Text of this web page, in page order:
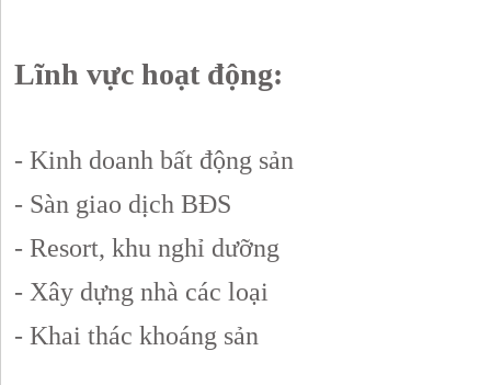
Lĩnh vực hoạt động:
- Kinh doanh bất động sản
- Sàn giao dịch BĐS
- Resort, khu nghỉ dưỡng
- Xây dựng nhà các loại
- Khai thác khoáng sản